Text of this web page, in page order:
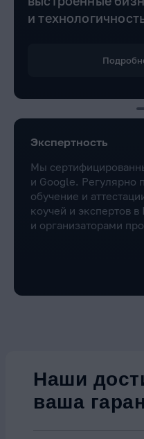
и
Экспертность
Мы
и Google. Регулярно
обучение и
коучей и экспертов
и организаторами
Наши
ваша